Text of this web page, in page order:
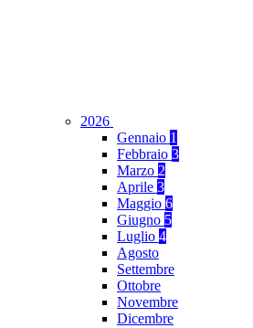
2026
Gennaio 1
Febbraio 3
Marzo 2
Aprile 3
Maggio 6
Giugno 5
Luglio 4
Agosto
Settembre
Ottobre
Novembre
Dicembre